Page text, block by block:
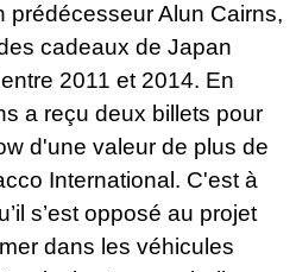
prédécesseur Alun Cairns,
cadeaux de Japan
2011 et 2014. En
a reçu deux billets pour
d'une valeur de plus de
International. C'est à
s’est opposé au projet
dans les véhicules